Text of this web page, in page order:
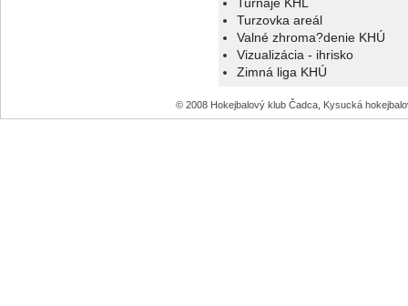
Turzovka areál
Valné zhroma?denie KHÚ
Vizualizácia - ihrisko
Zimná liga KHÚ
© 2008 Hokejbalový klub Čadca, Kysucká